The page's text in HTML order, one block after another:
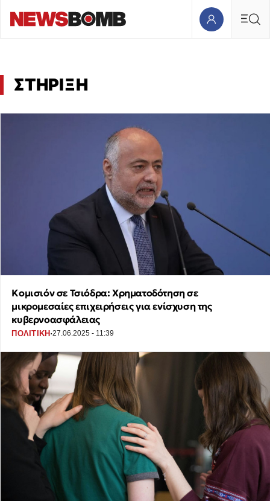
ΣΤΗΡΙΞΗ
Κομισιόν σε Τσιόδρα: Χρηματοδότηση σε
μικρομεσαίες επιχειρήσεις για ενίσχυση της
κυβερνοασφάλειας
ΠΟΛΙΤΙΚΗ·27.06.2025 - 11:39